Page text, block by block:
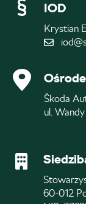
IOD
Krystian
Škoda
ul.
60-012